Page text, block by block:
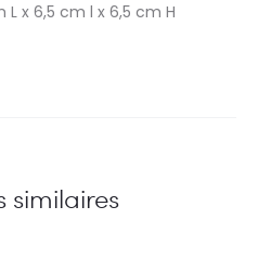
L x 6,5 cm l x 6,5 cm H
similaires